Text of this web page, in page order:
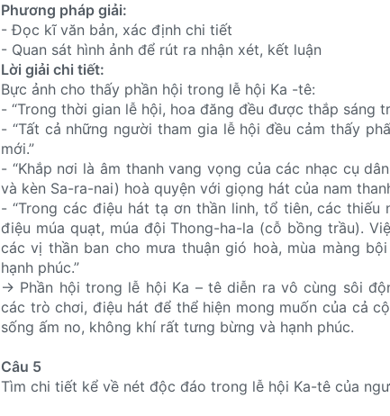
Phương pháp giải:
- Đọc kĩ văn bản, xác định chi tiết
- Quan sát hình ảnh để rút ra nhận xét, kết luận
Lời giải chi tiết:
Bực ảnh cho thấy phần hội trong lễ hội Ka -tê:
- “Trong thời gian lễ hội, hoa đăng đều được thắp sáng
- “Tất cả những người tham gia lễ hội đều cảm thấy
mới.”
- “Khắp nơi là âm thanh vang vọng của các nhạc cụ
và kèn Sa-ra-nai) hoà quyện với giọng hát của nam
- “Trong các điệu hát tạ ơn thần linh, tổ tiên, các thiếu
điệu múa quạt, múa đội Thong-ha-la (cỗ bồng trầu).
các vị thần ban cho mưa thuận gió hoà, mùa màng
hạnh phúc.”
→ Phần hội trong lễ hội Ka – tê diễn ra vô cùng sôi
các trò chơi, điệu hát để thể hiện mong muốn của cả
sống ấm no, không khí rất tưng bừng và hạnh phúc.
Câu 5
Tìm chi tiết kể về nét độc đáo trong lễ hội Ka-tê của